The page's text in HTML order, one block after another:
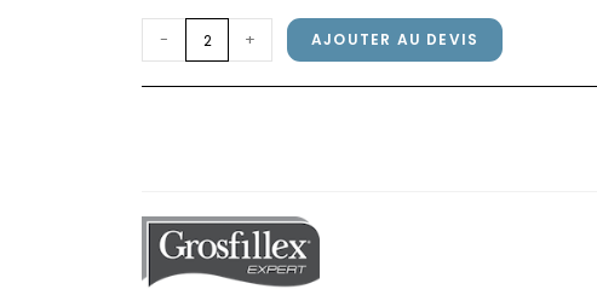
quantité
de
Plateau
Béton
Touch
- + AJOUTER AU DEVIS